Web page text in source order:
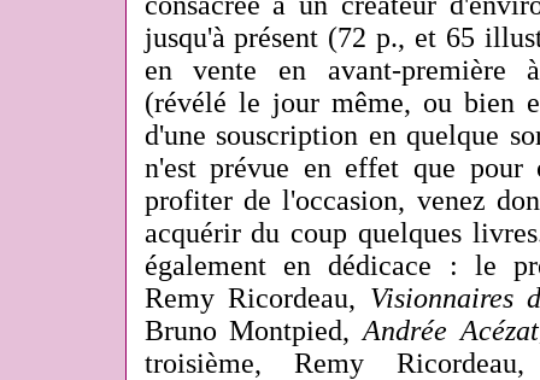
jusqu'à présent (72 p., et 65
en vente en avant-première
(révélé le jour même, ou bien
d'une souscription en quelque
n'est prévue en effet que pour
profiter de l'occasion, venez
acquérir du coup quelques
également en dédicace : le
Remy Ricordeau, Visionnaires
Bruno Montpied, Andrée
troisième, Remy